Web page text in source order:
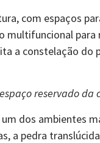
com espaços
multifuncional
a constelação do
reservado da
dos ambientes
a pedra